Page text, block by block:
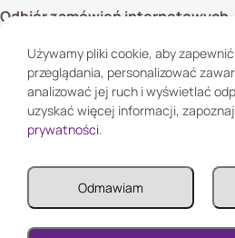
Odbiór zamówień internetowych
02-285 Warszawa
Godziny otwarcia:
Pn. - Pt. 08:00 - 16:00
Informacje
Informacje
Twoje konto
Używamy pliki cookie, aby
przeglądania, personalizować
analizować jej ruch i wyświetlać
uzyskać więcej informacji,
prywatności.
Odmawiam